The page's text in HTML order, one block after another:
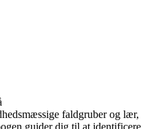
faldgruber og lær,